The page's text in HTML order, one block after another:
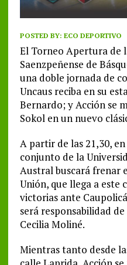
POSTED BY: ECO DEPORTIVO
El Torneo Apertura de
Saenzpeñense de
una doble jornada de
Uncaus reciba en su
Bernardo; y Acción se
Sokol en un nuevo
A partir de las 21,30,
conjunto de la
Austral buscará frenar
Unión, que llega a este
victorias ante
será responsabilidad
Cecilia Moliné.
Mientras tanto desde